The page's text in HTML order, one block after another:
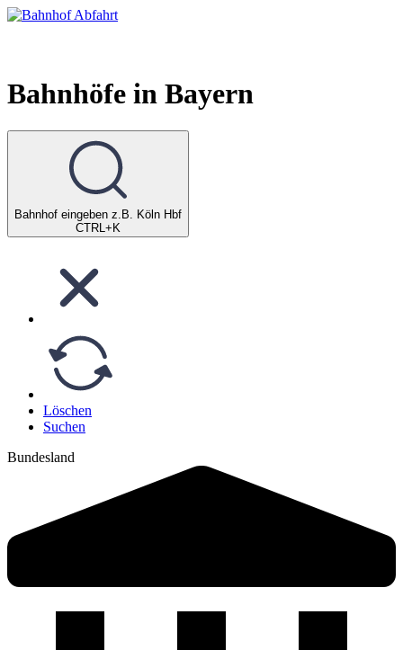
Bahnhöfe in Bayern
Bahnhof eingeben z.B. Köln Hbf
CTRL+K
Löschen
Suchen
Bundesland